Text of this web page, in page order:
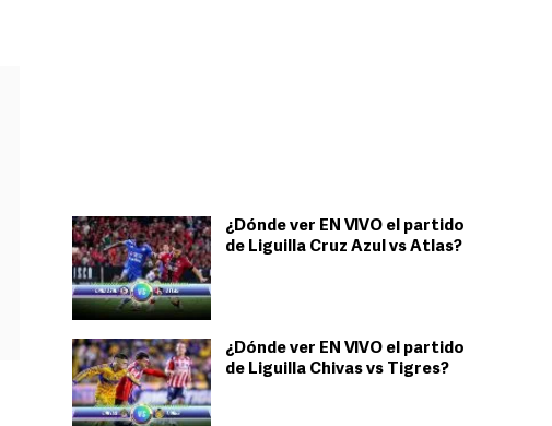
¿Dónde ver EN VIVO el partido
de Liguilla Cruz Azul vs Atlas?
¿Dónde ver EN VIVO el partido
de Liguilla Chivas vs Tigres?